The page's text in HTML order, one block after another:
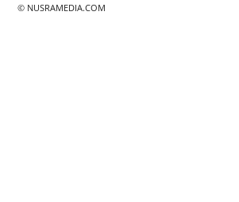
© NUSRAMEDIA.COM